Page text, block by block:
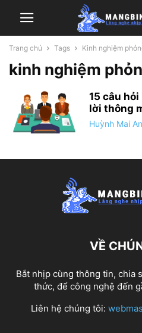
Trang chủ Tags Kinh nghiệm
kinh nghiệm
15 câu
lời thông
Huỳnh Mai
VỀ
Bắt nhịp cùng thông tin, chia
thức, để công nghệ đến
Liên hệ chúng tôi: